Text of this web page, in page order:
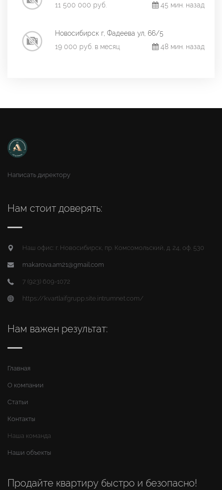
11 500 000 руб. 45 мин. назад
Новосибирск г, Фадеева ул, 66/5
19 000 руб. в месяц
48 мин. назад
Написать директору
Нам стоит доверять:
Наш офис: г. Новосибирск, пр. Комсомольский, д. 24, оф. 530
makarova.am21@gmail.com
7 (923) 609-1072
https://kvartlaifgrupp.site.intrumnet.com/
Нам важен результат:
Главная
О компании
Статьи
Контакты
Наша команда
Наши объекты
Продайте квартиру быстро и безопасно!